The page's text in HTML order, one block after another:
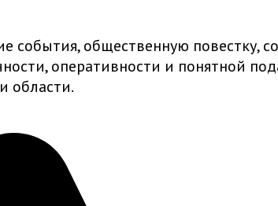
события, общественную повестку,
оперативности и понятной
области.